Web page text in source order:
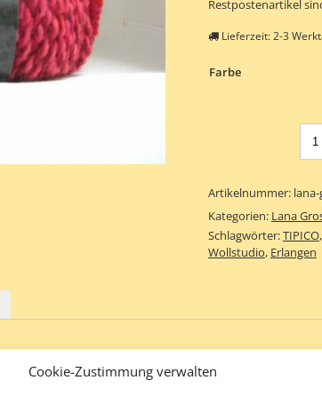
Cookie-Zustimmung verwalten
Restpostenartikel
Lieferzeit: 2-3
Farbe
Artikelnummer:
Kategorien: Lana
Schlagwörter:TIPICO
Wollstudio, Erlangen